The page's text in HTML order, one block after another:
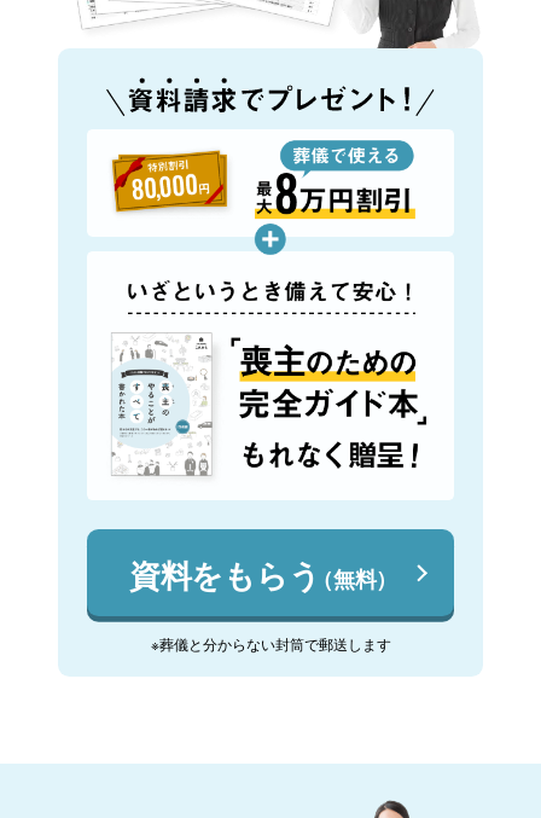
資料をもらう（無料）
※葬儀と分からない封筒で郵送します